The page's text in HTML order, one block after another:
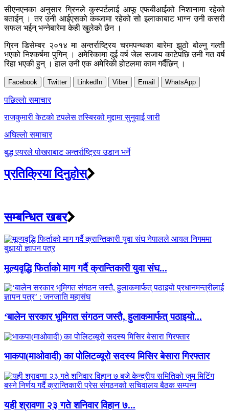
सीएनएनका अनुसार ग्रिनले कुस्पर्टलाई आफू एफबीआईको निशानामा रहेको
बताईन् । तर उनी आईएसको कब्जामा रहेको सो इलाकाबाट भाग्न उनी कसरी
सफल भईन् भन्नेबारेमा केही खुलेको छैन ।
ग्रिन डिसेम्बर २०१४ मा अन्तर्राष्ट्रिय चरमपन्थका बारेमा झुठो बोल्नु गल्ती
भएको निश्कर्षमा पुगिन् । अमेरिकामा दुई वर्ष जेल सजाय काटेपछि उनी गत वर्ष
रिहा भएकी हुन् । हाल उनी एक अमेरिकी होटलमा काम गर्दैछिन् ।
Facebook Twitter LinkedIn Viber Email WhatsApp
Post
navigation
पछिल्लाे समाचार
राजकुमारी केटको टपलेस तस्बिरको मुद्दामा सुनुवाई जारी
अघिल्लाे समाचार
बुद्ध एयरले पोखराबाट अन्तर्राष्ट्रिय उडान भर्ने
प्रतिक्रिया दिनुहोस्
सम्बन्धित खबर
मूल्यवृद्धि फिर्ताको माग गर्दै क्रान्तिकारी युवा संघ...
‘बालेन सरकार भूमिगत संगठन जस्तै, हुलाकमार्फत् पठाइयो...
भाकपा(माओवादी) का पोलिटव्यूरो सदस्य मिसिर बेसारा गिरफ्तार
यही श्रावणा २३ गते शनिवार विहान ७...